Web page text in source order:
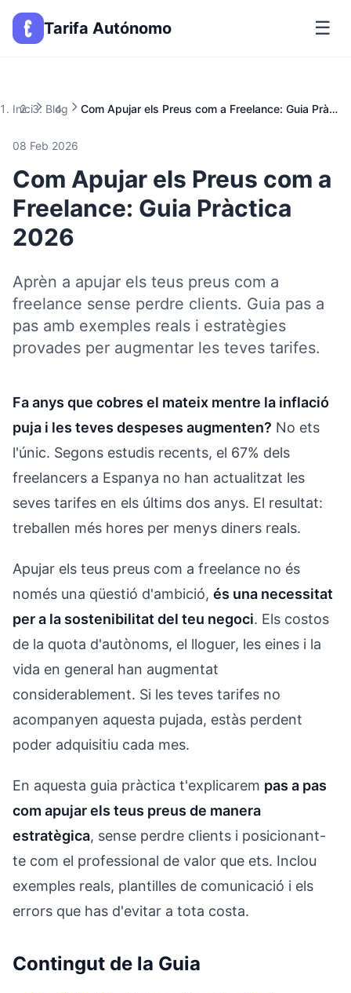
Tarifa Autónomo ☰
Inici Blog Com Apujar els Preus com a Freelance: Guia Pràctica 2026
08 Feb 2026
Com Apujar els Preus com a
Freelance: Guia Pràctica
2026
Aprèn a apujar els teus preus com a
freelance sense perdre clients. Guia pas a
pas amb exemples reals i estratègies
provades per augmentar les teves tarifes.
Fa anys que cobres el mateix mentre la inflació
puja i les teves despeses augmenten? No ets
l'únic. Segons estudis recents, el 67% dels
freelancers a Espanya no han actualitzat les
seves tarifes en els últims dos anys. El resultat:
treballen més hores per menys diners reals.
Apujar els teus preus com a freelance no és
només una qüestió d'ambició, és una necessitat
per a la sostenibilitat del teu negoci. Els costos
de la quota d'autònoms, el lloguer, les eines i la
vida en general han augmentat
considerablement. Si les teves tarifes no
acompanyen aquesta pujada, estàs perdent
poder adquisitiu cada mes.
En aquesta guia pràctica t'explicarem pas a pas
com apujar els teus preus de manera
estratègica, sense perdre clients i posicionant-
te com el professional de valor que ets. Inclou
exemples reals, plantilles de comunicació i els
errors que has d'evitar a tota costa.
Contingut de la Guia